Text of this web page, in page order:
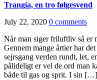
Trangia, en tro følgesvend
July 22, 2020 0 comments
Når man siger friluftliv så er
Gennem mange årtier har
sejrsgang verden rundt, let,
pålideligt er vel de ord man
både til gas og sprit. I sin […]